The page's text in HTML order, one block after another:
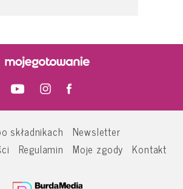
składnikach
Newsletter
Regulamin Moje zgody Kontakt